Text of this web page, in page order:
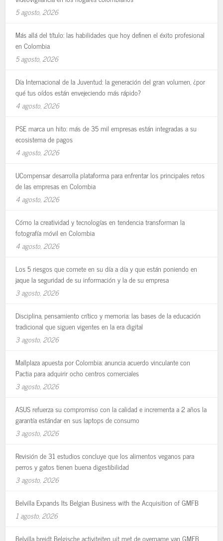
5 agosto, 2026
Más allá del título: las habilidades que hoy definen el éxito profesional
en Colombia
5 agosto, 2026
Día Internacional de la Juventud: la generación del gran volumen, ¿por
qué tus oídos están envejeciendo más rápido?
4 agosto, 2026
PSE marca un hito: más de 35 mil empresas están integradas a su
ecosistema de pagos
4 agosto, 2026
UCompensar desarrolla plataforma para enfrentar los principales retos
de las empresas en Colombia
4 agosto, 2026
Cómo la creatividad y tecnologías en tendencia transforman la
fotografía móvil en Colombia
4 agosto, 2026
Los 5 riesgos que comete en su día a día y que están poniendo en
jaque la seguridad de su información y la de su empresa
3 agosto, 2026
Disciplina, pensamiento crítico y memoria: las bases de la educación
tradicional que siguen vigentes en la era digital
3 agosto, 2026
Mallplaza apuesta por Colombia: anuncia acuerdo vinculante con
Pactia para adquirir ocho centros comerciales
3 agosto, 2026
ASUS refuerza su compromiso con la calidad e incrementa a 2 años la
garantía estándar en sus laptops de consumo
3 agosto, 2026
Revisión de 31 estudios concluye que los alimentos veganos para
perros y gatos tienen buena digestibilidad
3 agosto, 2026
Belvilla Expands Its Belgian Business with the Acquisition of GMFB
1 agosto, 2026
Belvilla breidt Belgische activiteiten uit met de overname van GMFB